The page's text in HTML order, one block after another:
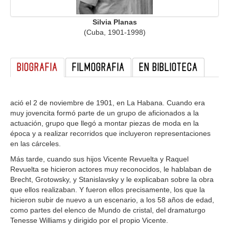
GALERIA
Silvia Planas
(Cuba, 1901-1998)
BIOGRAFIA FILMOGRAFIA EN BIBLIOTECA
ació el 2 de noviembre de 1901, en La Habana. Cuando era
muy jovencita formó parte de un grupo de aficionados a la
actuación, grupo que llegó a montar piezas de moda en la
época y a realizar recorridos que incluyeron representaciones
en las cárceles.
Más tarde, cuando sus hijos Vicente Revuelta y Raquel
Revuelta se hicieron actores muy reconocidos, le hablaban de
Brecht, Grotowsky, y Stanislavsky y le explicaban sobre la obra
que ellos realizaban. Y fueron ellos precisamente, los que la
hicieron subir de nuevo a un escenario, a los 58 años de edad,
como partes del elenco de Mundo de cristal, del dramaturgo
Tenesse Williams y dirigido por el propio Vicente.